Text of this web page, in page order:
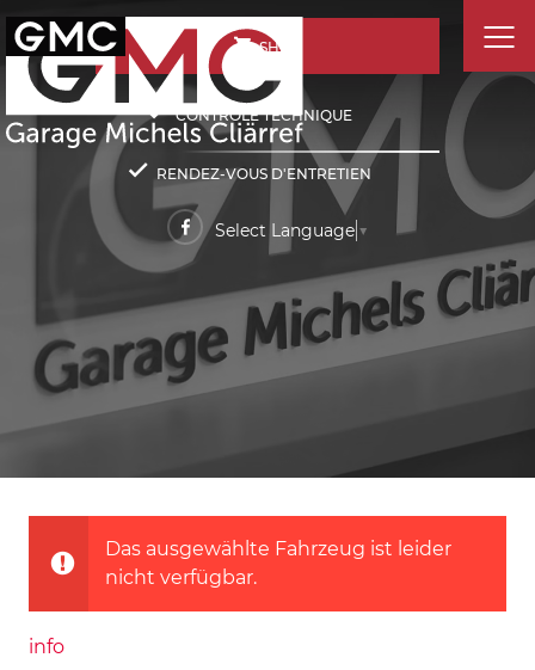
SHOP
CONTRÔLE TECHNIQUE
RENDEZ-VOUS D'ENTRETIEN
Select Language ▼
Das ausgewählte Fahrzeug ist leider
nicht verfügbar.
info